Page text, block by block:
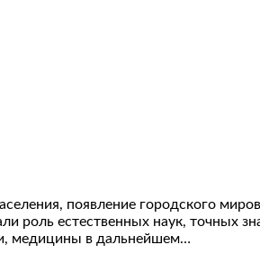
появление городского
роль естественных наук, точных
медицины в дальнейшем…